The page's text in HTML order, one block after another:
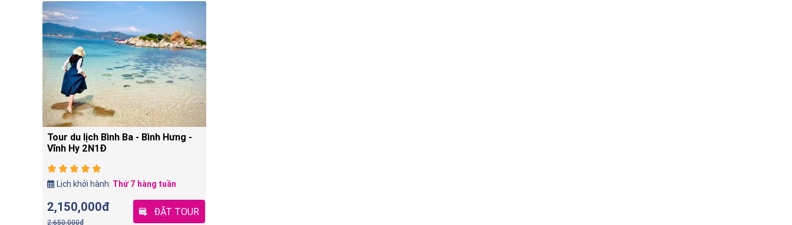
Tour du lịch Bình Ba - Bình Hưng -
Vĩnh Hy 2N1Đ
Lịch khởi hành: Thứ 7 hàng tuần
2,150,000đ
2,650,000đ
ĐẶT TOUR